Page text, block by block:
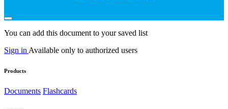
You can add this document to your saved list
Sign in Available only to authorized users
Products
Documents Flashcards